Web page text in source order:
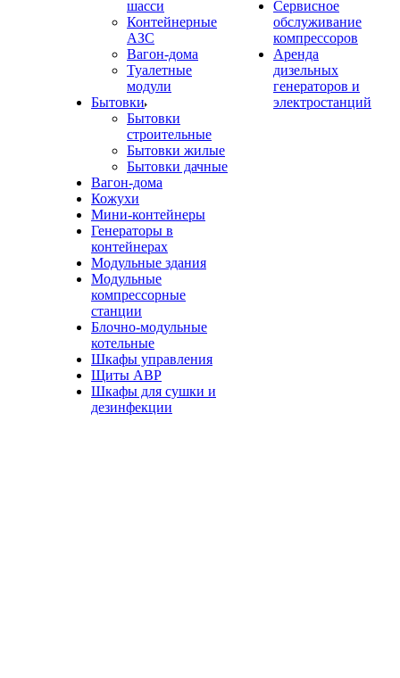
шасси
Контейнерные
АЗС
Вагон-дома
Туалетные
модули
Бытовки
Бытовки
строительные
Бытовки жилые
Бытовки дачные
Вагон-дома
Кожухи
Мини-контейнеры
Генераторы в
контейнерах
Модульные здания
Модульные
компрессорные
станции
Блочно-модульные
котельные
Шкафы управления
Щиты АВР
Шкафы для сушки и
дезинфекции
Сервисное
обслуживание
компрессоров
Аренда
дизельных
генераторов и
электростанций